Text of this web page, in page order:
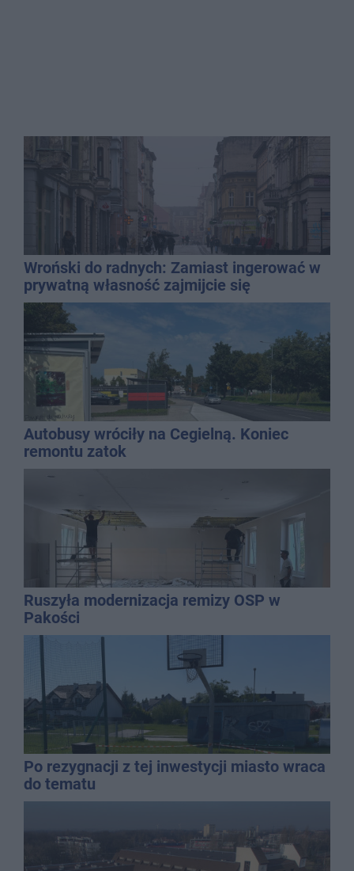
Wroński do radnych: Zamiast ingerować w
prywatną własność zajmijcie się
gospodarką
Autobusy wróciły na Cegielną. Koniec
remontu zatok
Ruszyła modernizacja remizy OSP w
Pakości
Po rezygnacji z tej inwestycji miasto wraca
do tematu